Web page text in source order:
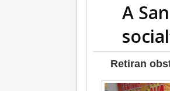
A
Retiran